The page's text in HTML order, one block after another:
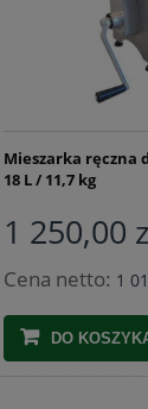
Mieszarka ręczna
18 L / 11,7 kg
1 250,00
Cena netto: 1
DO